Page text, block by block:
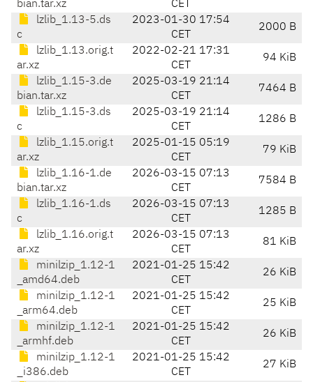
bian.tar.xz CET
lzlib_1.13-5.ds
c
2023-01-30 17:54
CET
2000 B
lzlib_1.13.orig.t
ar.xz
2022-02-21 17:31
CET
94 KiB
lzlib_1.15-3.de
bian.tar.xz
2025-03-19 21:14
CET
7464 B
lzlib_1.15-3.ds
c
2025-03-19 21:14
CET
1286 B
lzlib_1.15.orig.t
ar.xz
2025-01-15 05:19
CET
79 KiB
lzlib_1.16-1.de
bian.tar.xz
2026-03-15 07:13
CET
7584 B
lzlib_1.16-1.ds
c
2026-03-15 07:13
CET
1285 B
lzlib_1.16.orig.t
ar.xz
2026-03-15 07:13
CET
81 KiB
minilzip_1.12-1
_amd64.deb
2021-01-25 15:42
CET
26 KiB
minilzip_1.12-1
_arm64.deb
2021-01-25 15:42
CET
25 KiB
minilzip_1.12-1
_armhf.deb
2021-01-25 15:42
CET
26 KiB
minilzip_1.12-1
_i386.deb
2021-01-25 15:42
CET
27 KiB